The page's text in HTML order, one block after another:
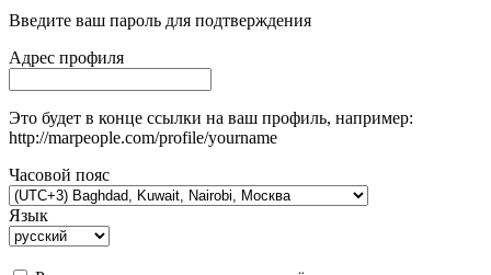
Введите ваш пароль для подтверждения
Адрес профиля
Это будет в конце ссылки на ваш профиль, например:
http://marpeople.com/profile/yourname
Часовой пояс
Язык